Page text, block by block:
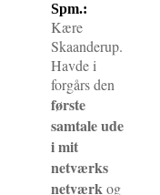
Spm.:
Kære
Skaanderup.
Havde i
forgårs den
første
samtale ude
i mit
netværks
netværkog